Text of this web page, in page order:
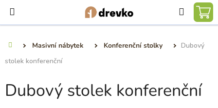
obsah
Hledat
Masivní nábytek Konferenční stolky
Dubový
stolek konferenční
Dubový stolek konferenční